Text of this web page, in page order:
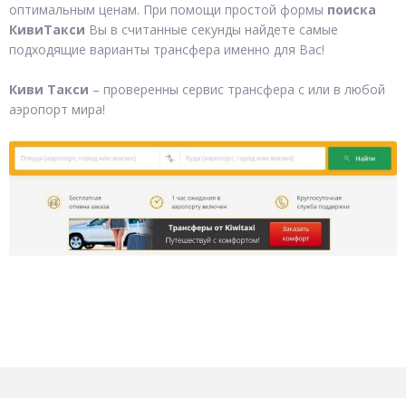
оптимальным ценам. При помощи простой формы поиска
КивиТакси Вы в считанные секунды найдете самые
подходящие варианты трансфера именно для Вас!
Киви Такси – проверенны сервис трансфера с или в любой
аэропорт мира!